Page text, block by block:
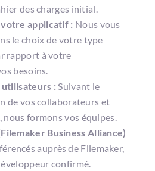
des charges initial.
applicatif : Nous vous
le choix de votre type
rapport à votre
besoins.
utilisateurs : Suivant le
de vos collaborateurs et
nous formons vos équipes.
Business Alliance)
auprès de Filemaker,
confirmé.